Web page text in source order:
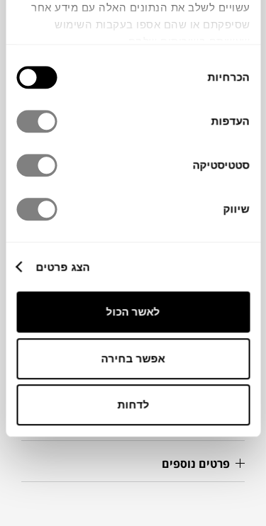
עשויים לשלב את הנתונים האלה עם מידע אחר
שסיפקתם או שהם אספו בעקבות השימוש
הסכמה
הכרחיות
העדפות
סטטיסטיקה
שיווק
הצג פרטים
לאשר הכול
אפשר בחירה
לדחות
קולקציית Ni, שפירוש שמה ביפנית “תנועה”,
101COPENHAGEN
. הקולקציה לוכדת את
מהות התנועה דרך הצורה: כל אגרטל עשוי
המבנה, הבנוי משתי רגליים הנפגשות בנקודה
ויזואלי. הפתח העליון מיועד לענף בודד או
לסידור מינימליסטי, אך האגרטל מרשים לא
מידות
מידע על חומרים
מק"ט
פרטים נוספים